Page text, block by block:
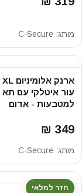
מותג: C-Secure
עור איטלקי עם תא
למטבעות - אדום
349 ₪
מותג: C-Secure
חזר למלאי